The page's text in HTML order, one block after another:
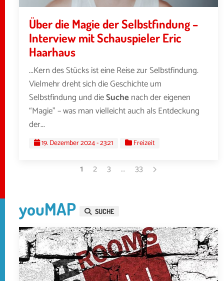
Über die Magie der Selbstfindung –
Interview mit Schauspieler Eric
Haarhaus
...Kern des Stücks ist eine Reise zur Selbstfindung.
Vielmehr dreht sich die Geschichte um
Selbstfindung und dieSuchenach der eigenen
“Magie” – was man vielleicht auch als Entdeckung
der...
19. Dezember 2024 - 23:21 Freizeit
1 2 3 … 33
youMAP SUCHE